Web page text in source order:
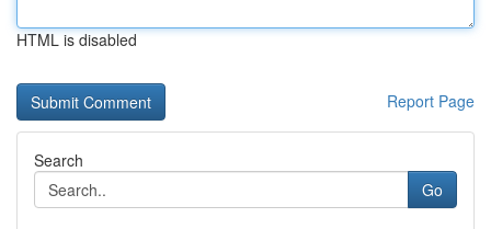
HTML is disabled
Report Page
Search
Go